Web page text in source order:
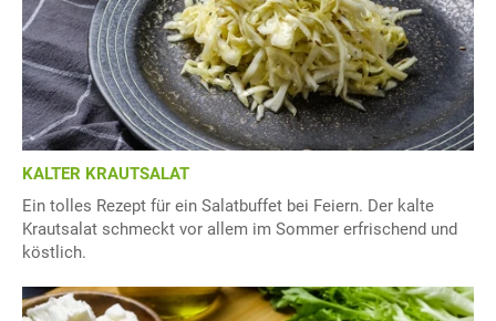
KALTER KRAUTSALAT
Ein tolles Rezept für ein Salatbuffet bei Feiern. Der kalte
Krautsalat schmeckt vor allem im Sommer erfrischend und
köstlich.